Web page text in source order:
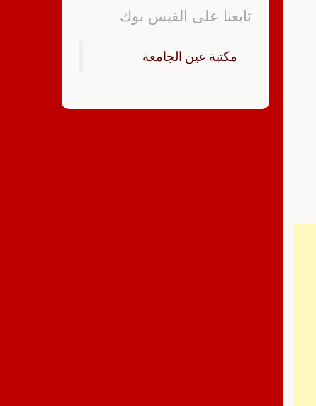
تابعنا على الفيس بوك
‏مكتبة عين الجامعة‏